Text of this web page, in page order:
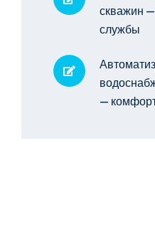
скважин
службы
—